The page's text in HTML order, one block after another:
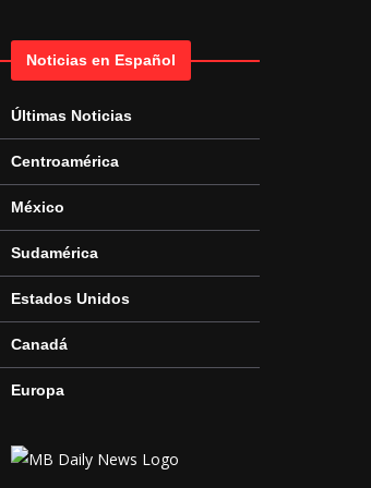
Noticias en Español
Últimas Noticias
Centroamérica
México
Sudamérica
Estados Unidos
Canadá
Europa